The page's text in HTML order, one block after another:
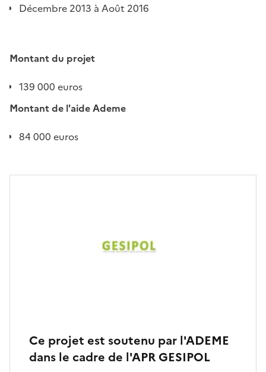
Décembre 2013 à Août 2016
Montant du projet
139 000 euros
Montant de l'aide Ademe
84 000 euros
Ce projet est soutenu par l'ADEME
dans le cadre de l'APR GESIPOL